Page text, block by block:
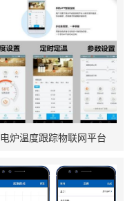
电炉温度跟踪物联网平台